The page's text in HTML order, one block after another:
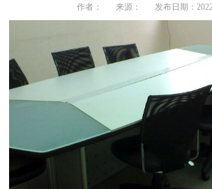
作者： 来源： 发布日期：